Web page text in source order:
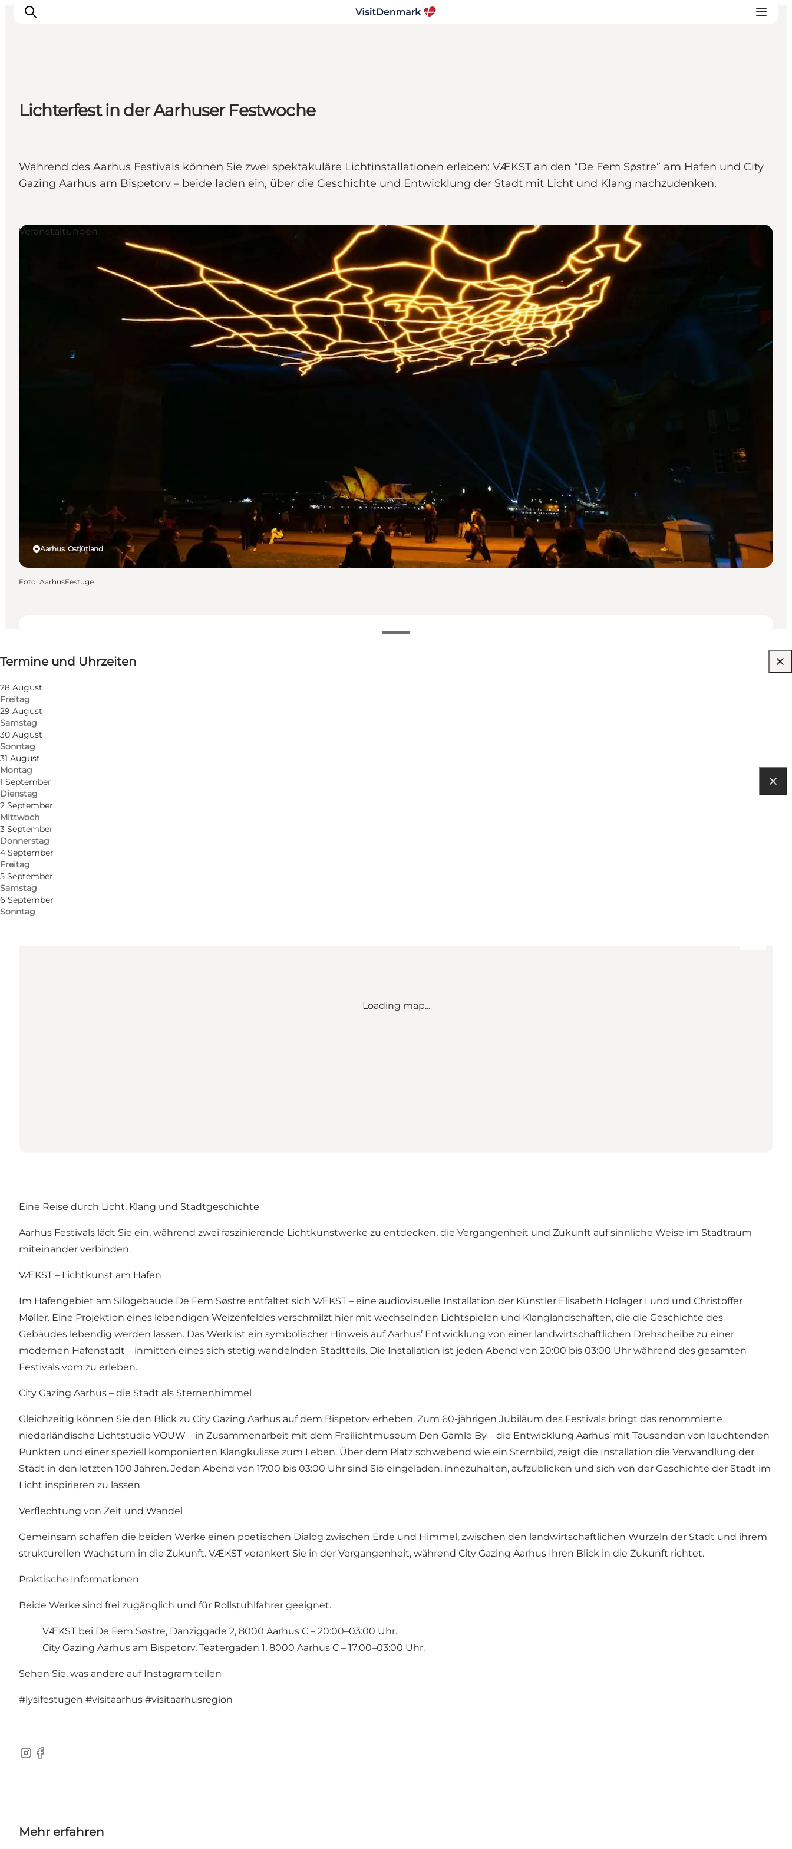
Inspiration
Regionen
Reiseplanung
Lichterfest in der Aarhuser Festwoche
Während des Aarhus Festivals können Sie zwei spektakuläre Lichtinstallationen erleben: VÆKST an den “De Fem Søstre” am Hafen und City
Gazing Aarhus am Bispetorv – beide laden ein, über die Geschichte und Entwicklung der Stadt mit Licht und Klang nachzudenken.
Termine und Uhrzeiten
28 August
Freitag
29 August
Samstag
30 August
Sonntag
31 August
Montag
1 September
Dienstag
2 September
Mittwoch
3 September
Donnerstag
4 September
Freitag
5 September
Samstag
6 September
Sonntag
Website besuchen
Aarhus, Ostjütland
Veranstaltungen
Foto: AarhusFestuge
Route anzeigen
Teatergaden 1
8000 Aarhus C
Loading map...
Eine Reise durch Licht, Klang und Stadtgeschichte
Aarhus Festivals lädt Sie ein, während zwei faszinierende Lichtkunstwerke zu entdecken, die Vergangenheit und Zukunft auf sinnliche Weise im Stadtraum
miteinander verbinden.
VÆKST – Lichtkunst am Hafen
Im Hafengebiet am Silogebäude De Fem Søstre entfaltet sich VÆKST – eine audiovisuelle Installation der Künstler Elisabeth Holager Lund und Christoffer
Møller. Eine Projektion eines lebendigen Weizenfeldes verschmilzt hier mit wechselnden Lichtspielen und Klanglandschaften, die die Geschichte des
Gebäudes lebendig werden lassen. Das Werk ist ein symbolischer Hinweis auf Aarhus’ Entwicklung von einer landwirtschaftlichen Drehscheibe zu einer
modernen Hafenstadt – inmitten eines sich stetig wandelnden Stadtteils. Die Installation ist jeden Abend von 20:00 bis 03:00 Uhr während des gesamten
Festivals vom zu erleben.
City Gazing Aarhus – die Stadt als Sternenhimmel
Gleichzeitig können Sie den Blick zu City Gazing Aarhus auf dem Bispetorv erheben. Zum 60-jährigen Jubiläum des Festivals bringt das renommierte
niederländische Lichtstudio VOUW – in Zusammenarbeit mit dem Freilichtmuseum Den Gamle By – die Entwicklung Aarhus’ mit Tausenden von leuchtenden
Punkten und einer speziell komponierten Klangkulisse zum Leben. Über dem Platz schwebend wie ein Sternbild, zeigt die Installation die Verwandlung der
Stadt in den letzten 100 Jahren. Jeden Abend von 17:00 bis 03:00 Uhr sind Sie eingeladen, innezuhalten, aufzublicken und sich von der Geschichte der Stadt im
Licht inspirieren zu lassen.
Verflechtung von Zeit und Wandel
Gemeinsam schaffen die beiden Werke einen poetischen Dialog zwischen Erde und Himmel, zwischen den landwirtschaftlichen Wurzeln der Stadt und ihrem
strukturellen Wachstum in die Zukunft. VÆKST verankert Sie in der Vergangenheit, während City Gazing Aarhus Ihren Blick in die Zukunft richtet.
Praktische Informationen
Beide Werke sind frei zugänglich und für Rollstuhlfahrer geeignet.
VÆKST bei De Fem Søstre, Danziggade 2, 8000 Aarhus C – 20:00–03:00 Uhr.
City Gazing Aarhus am Bispetorv, Teatergaden 1, 8000 Aarhus C – 17:00–03:00 Uhr.
Sehen Sie, was andere auf Instagram teilen
#lysifestugen #visitaarhus #visitaarhusregion
Instagram
Facebook
Mehr erfahren